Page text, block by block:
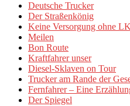
Deutsche Trucker
Der Straßenkönig
Keine Versorgung ohne
Meilen
Bon Route
Kraftfahrer unser
Diesel-Sklaven on Tour
Trucker am Rande der
Fernfahrer – Eine
Der Spiegel